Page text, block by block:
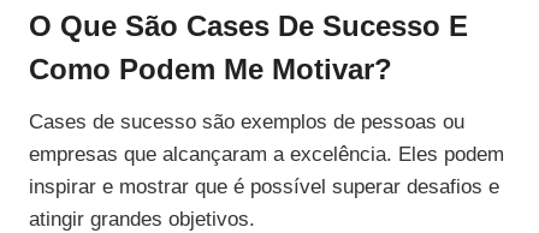
O Que São Cases De Sucesso E
Como Podem Me Motivar?
Cases de sucesso são exemplos de pessoas ou
empresas que alcançaram a excelência. Eles podem
inspirar e mostrar que é possível superar desafios e
atingir grandes objetivos.